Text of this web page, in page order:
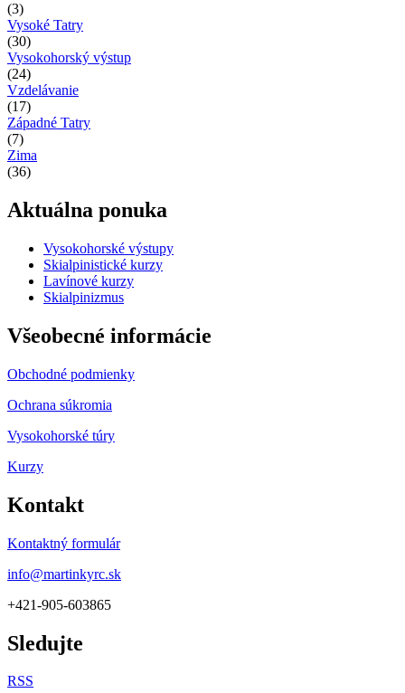
(3)
Vysoké Tatry
(30)
Vysokohorský výstup
(24)
Vzdelávanie
(17)
Západné Tatry
(7)
Zima
(36)
Aktuálna ponuka
Vysokohorské výstupy
Skialpinistické kurzy
Lavínové kurzy
Skialpinizmus
Všeobecné informácie
Obchodné podmienky
Ochrana súkromia
Vysokohorské túry
Kurzy
Kontakt
Kontaktný formulár
info@martinkyrc.sk
+421-905-603865
Sledujte
RSS